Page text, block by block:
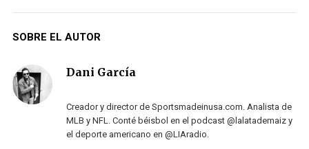
SOBRE EL AUTOR
Dani García
Creador y director de Sportsmadeinusa.com. Analista de
MLB y NFL. Conté béisbol en el podcast @lalatademaiz y
el deporte americano en @LIAradio.